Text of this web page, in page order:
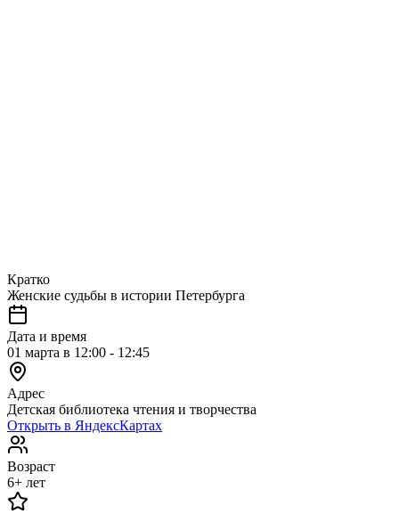
Кратко
Женские судьбы в истории Петербурга
Дата и время
01 марта в 12:00 - 12:45
Адрес
Детская библиотека чтения и творчества
Открыть в ЯндексКартах
Возраст
6+ лет